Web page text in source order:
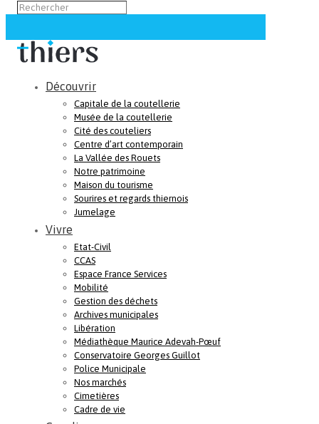
Découvrir
Capitale de la coutellerie
Musée de la coutellerie
Cité des couteliers
Centre d’art contemporain
La Vallée des Rouets
Notre patrimoine
Maison du tourisme
Sourires et regards thiernois
Jumelage
Vivre
Etat-Civil
CCAS
Espace France Services
Mobilité
Gestion des déchets
Archives municipales
Libération
Médiathèque Maurice Adevah-Pœuf
Conservatoire Georges Guillot
Police Municipale
Nos marchés
Cimetières
Cadre de vie